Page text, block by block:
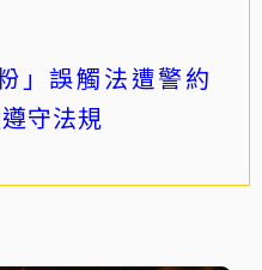
」誤觸法遭警約
守法規